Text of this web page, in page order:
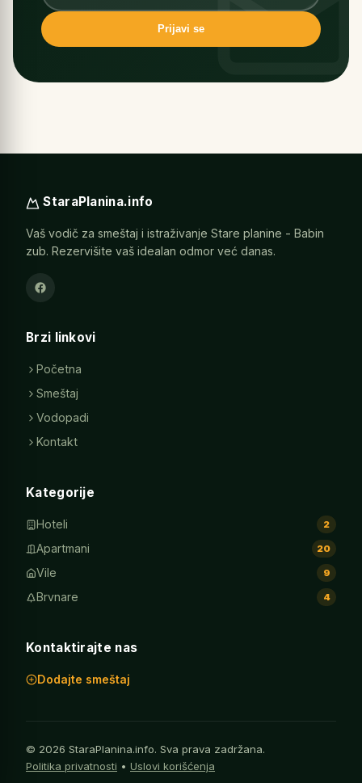
Prijavi se
StaraPlanina.info
Vaš vodič za smeštaj i istraživanje Stare planine - Babin
zub. Rezervišite vaš idealan odmor već danas.
Brzi linkovi
Početna
Smeštaj
Vodopadi
Kontakt
Kategorije
Hoteli 2
Apartmani 20
Vile 9
Brvnare 4
Kontaktirajte nas
Dodajte smeštaj
© 2026 StaraPlanina.info. Sva prava zadržana.
Politika privatnosti • Uslovi korišćenja